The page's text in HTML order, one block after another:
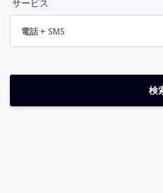
サービス
電話 + SMS